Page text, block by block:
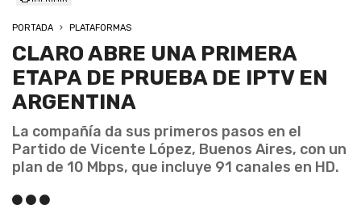
PORTADA PLATAFORMAS
CLARO ABRE UNA PRIMERA
ETAPA DE PRUEBA DE IPTV EN
ARGENTINA
La compañía da sus primeros pasos en el
Partido de Vicente López, Buenos Aires, con un
plan de 10 Mbps, que incluye 91 canales en HD.